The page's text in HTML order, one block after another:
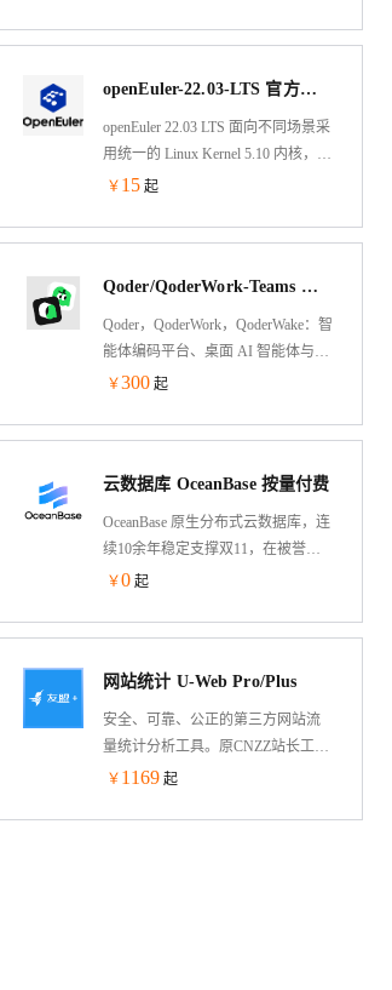
制的提供内生本质安全、云原生支
持、自主平台深入优化、高性能、
易管理的新一代自主服务器操作系
openEuler-22.03-LTS 官方原版
openEuler 22.03 LTS 面向不同场景采
用统一的 Linux Kernel 5.10 内核，面
向服务器、云计算、边缘计算和嵌
￥ 15 起
Qoder/QoderWork-Teams 国际版
Qoder，QoderWork，QoderWake：智
能体编码平台、桌面 AI 智能体与数
字员工。Qoder 是面向真实软件开发
等使用方式，让 Agent 自主完成从
编码到交付的全流程。QoderWork
是桌面 AI 智能体，将 Agent 能力从
描述需求，自动规划执行并输出专
业文档。QoderWake 是你的数字员
则后自主开工，越用越懂你。
￥300 起
云数据库 OceanBase 按量付费
OceanBase 原生分布式云数据库，连
续10余年稳定支撑双11，在被誉为
“数据库世界杯”的 TPC-C 和 TPC-H
助力金融、零售、互联网、智能制
造等多个行业的 2000+客户，构建现
代数据架构，简化技术栈。
￥0 起
网站统计 U-Web Pro/Plus
安全、可靠、公正的第三方网站流
量统计分析工具。原CNZZ站长工
具，服务750万家网站。PS：购买成
￥ 1169 起